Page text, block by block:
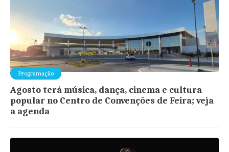
Programação
Agosto terá música, dança, cinema e cultura
popular no Centro de Convenções de Feira; veja
a agenda